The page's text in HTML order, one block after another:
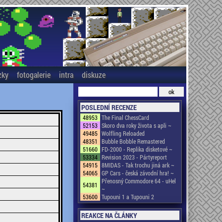
fotogalerie intra diskuze
POSLEDNÍ RECENZE
48953 The Final ChessCard
52153 Skoro dva roky života s apli ~
49485 Wolfling Reloaded
48351
Bubble Bobble Remastered
51660 FD-2000 - Replika disketové ~
53334 Revision 2023 - Pártyreport
54915 8MIDAS - Tak trochu jiná ark ~
54065 GP Cars - česká závodní hra! ~
54381
Přenosný Commodore 64 - uHel
~
53600 Tupouni 1 a Tupouni 2
REAKCE NA ČLÁNKY